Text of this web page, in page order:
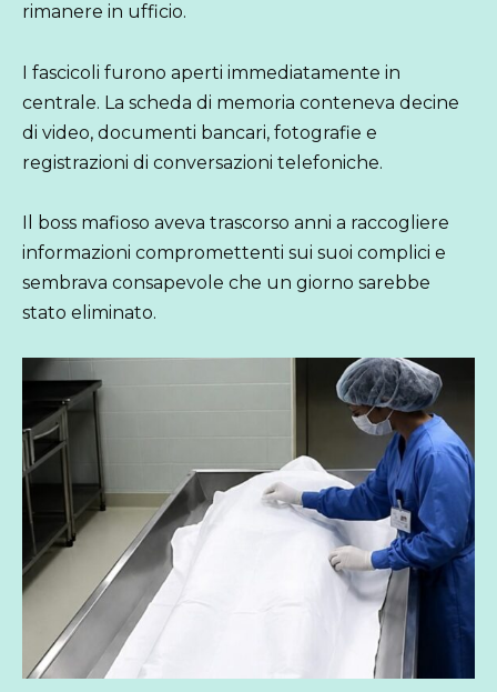
rimanere in ufficio.
I fascicoli furono aperti immediatamente in
centrale. La scheda di memoria conteneva decine
di video, documenti bancari, fotografie e
registrazioni di conversazioni telefoniche.
Il boss mafioso aveva trascorso anni a raccogliere
informazioni compromettenti sui suoi complici e
sembrava consapevole che un giorno sarebbe
stato eliminato.